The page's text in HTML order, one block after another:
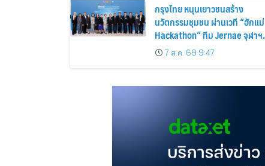
กรุงไทย หนุนเยาวชนสร้าง
นวัตกรรมชุมชน ผ่านเวที “ฮักแม่
Hackathon” ทีม Jernae จุฬาฯ
คว้าแชมป์ ใช้ AI ติดตามทรัพย์สิน
สูญหาย
7 ส.ค. 69 9:47